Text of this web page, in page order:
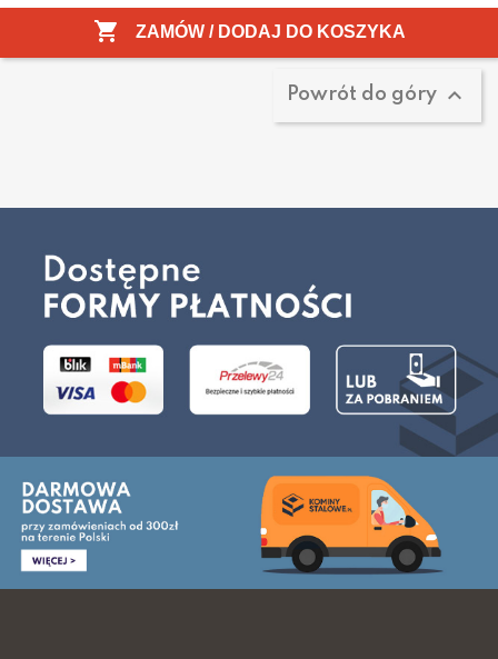
 ZAMÓW / DODAJ DO KOSZYKA
Pokazano 1-1 z 1 pozycji
Powrót do góry 